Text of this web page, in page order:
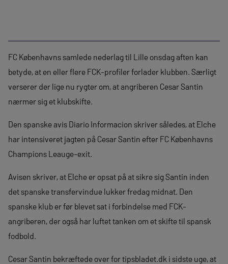
FC Københavns samlede nederlag til Lille onsdag aften kan
betyde, at en eller flere FCK-profiler forlader klubben. Særligt
verserer der lige nu rygter om, at angriberen Cesar Santin
nærmer sig et klubskifte.
Den spanske avis Diario Informacion skriver således, at Elche
har intensiveret jagten på Cesar Santin efter FC Københavns
Champions Leauge-exit.
Avisen skriver, at Elche er opsat på at sikre sig Santin inden
det spanske transfervindue lukker fredag midnat. Den
spanske klub er før blevet sat i forbindelse med FCK-
angriberen, der også har luftet tanken om et skifte til spansk
fodbold.
Cesar Santin bekræftede over for tipsbladet.dk i sidste uge, at